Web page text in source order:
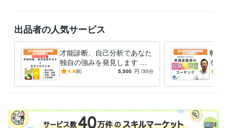
出品者の人気サービス
才能診断、自己分析であなた
独自の強みを発見します 独
立起業、副業、転職でのあな
る！
4.9(8) 5,500 円 /30分
転職
を活
自己
いを